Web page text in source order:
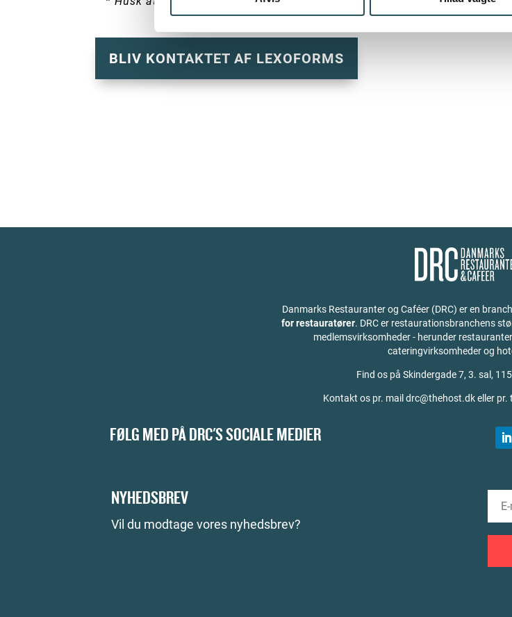
BLIV KONTAKTET AF LEXOFORMS
Danmarks Restauranter og Caféer (DRC) er en
for restauratører. DRC er restaurationsbranchens
medlemsvirksomheder - herunder
cateringvirksomheder og
Find os på Skindergade 7, 3. sal,
Kontakt os pr. mail drc@thehost.dk eller pr.
FØLG MED PÅ DRC'S SOCIALE MEDIER
NYHEDSBREV
Vil du modtage vores nyhedsbrev?